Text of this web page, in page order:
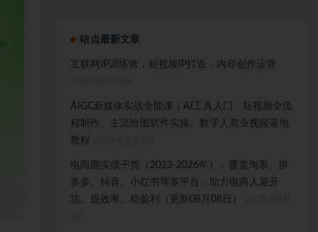
站点最新文章
互联网IP训练营，短视频IP打造，内容创作运营
AIGC新媒体实战全能课｜AI工具入门、短视频全流
程制作、主流绘图软件实操、数字人商业视频落地
教程
电商圈实战干货（2023-2026年），覆盖淘系、拼
多多、抖音、小红书等多平台，助力电商人避开
坑、提效率、稳盈利（更新08月08日）